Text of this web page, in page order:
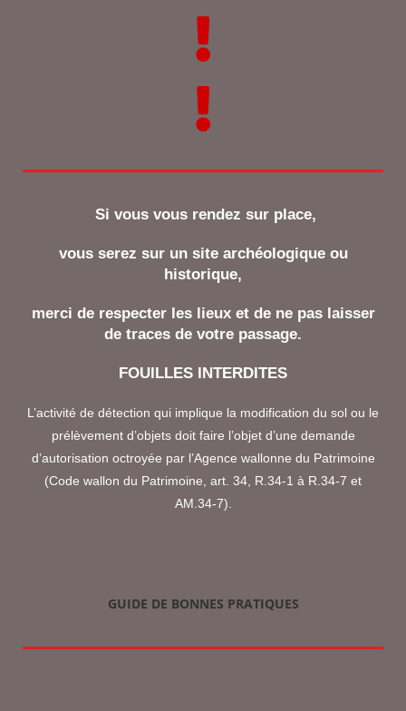
Si vous vous rendez sur place,
vous serez sur un site archéologique ou
historique,
merci de respecter les lieux et de ne pas laisser
de traces de votre passage.
FOUILLES INTERDITES
L’activité de détection qui implique la modification du sol ou le
prélèvement d’objets doit faire l’objet d’une demande
d’autorisation octroyée par l’Agence wallonne du Patrimoine
(Code wallon du Patrimoine, art. 34, R.34-1 à R.34-7 et
AM.34-7).
GUIDE DE BONNES PRATIQUES